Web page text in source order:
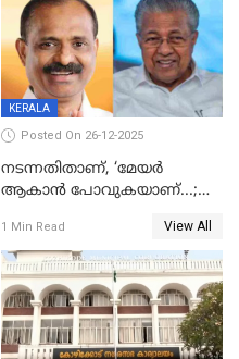
KERALA
Posted On 26-12-2025
നടന്നതിതാണ്, ‘മേയർ
ആകാൻ പോവുകയാണ്...;
മുഖ്യമന്ത്രിയുടെ ഓഫീസ്
തന്നെ വിശദീകരിയ്ക്കുന്നു;
സത്യമിതാണ്
1 Min Read View All